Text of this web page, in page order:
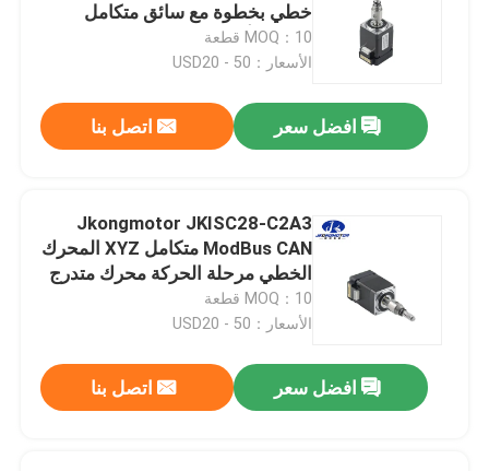
اطلب اقتباس
محرك سيرفو متكامل
محرك متدرج هجين
محرك bldc معدل التروس
خطي بخطوة مع سائق متكامل
لمشغل أتمتة المختبر
MOQ：10 قطعة
الأسعار：USD20 - 50
افضل سعر اتصل بنا
Jkongmotor JKISC28-C2A3
ModBus CAN متكامل XYZ المحرك
الخطي مرحلة الحركة محرك متدرج
لمشغل معدات التشخيص
MOQ：10 قطعة
الأسعار：USD20 - 50
افضل سعر اتصل بنا